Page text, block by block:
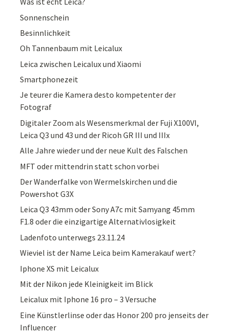
Sonnenschein
Besinnlichkeit
Oh Tannenbaum mit Leicalux
Leica zwischen Leicalux und Xiaomi
Smartphonezeit
Je teurer die Kamera desto kompetenter der
Fotograf
Digitaler Zoom als Wesensmerkmal der Fuji X100VI,
Leica Q3 und 43 und der Ricoh GR III und IIIx
Alle Jahre wieder und der neue Kult des Falschen
MFT oder mittendrin statt schon vorbei
Der Wanderfalke von Wermelskirchen und die
Powershot G3X
Leica Q3 43mm oder Sony A7c mit Samyang 45mm
F1.8 oder die einzigartige Alternativlosigkeit
Ladenfoto unterwegs 23.11.24
Wieviel ist der Name Leica beim Kamerakauf wert?
Iphone XS mit Leicalux
Mit der Nikon jede Kleinigkeit im Blick
Leicalux mit Iphone 16 pro – 3 Versuche
Eine Künstlerlinse oder das Honor 200 pro jenseits der
Influencer